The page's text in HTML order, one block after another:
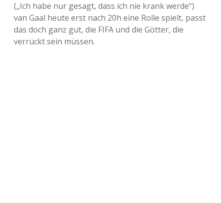
(„Ich habe nur gesagt, dass ich nie krank werde“)
van Gaal heute erst nach 20h eine Rolle spielt, passt
das doch ganz gut, die FIFA und die Götter, die
verrückt sein müssen.